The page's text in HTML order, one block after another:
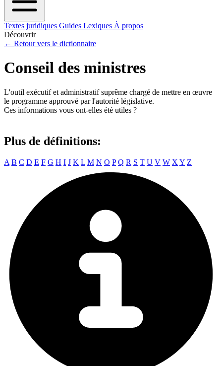
Textes juridiques Guides Lexiques À propos
Découvrir
← Retour vers le dictionnaire
Conseil des ministres
L'outil exécutif et administratif suprême chargé de mettre en œuvre
le programme approuvé par l'autorité législative.
Ces informations vous ont-elles été utiles ?
Plus de définitions:
A B C D E F G H I J K L M N O P Q R S T U V W X Y Z